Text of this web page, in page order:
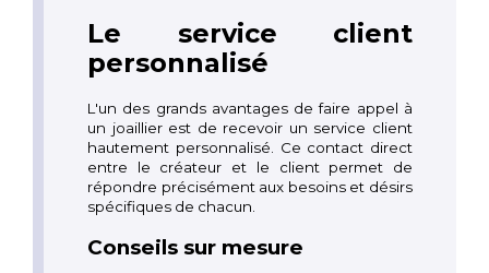
Le service client
personnalisé
L'un des grands avantages de faire appel à
un joaillier est de recevoir un service client
hautement personnalisé. Ce contact direct
entre le créateur et le client permet de
répondre précisément aux besoins et désirs
spécifiques de chacun.
Conseils sur mesure